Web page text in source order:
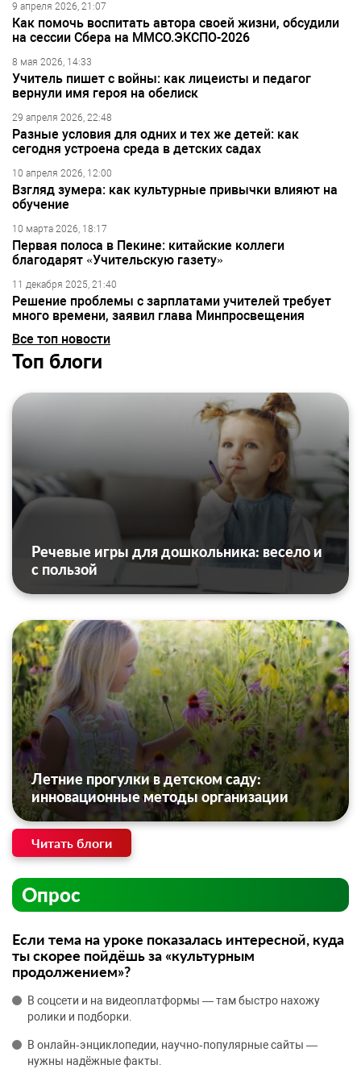
9 апреля 2026, 21:07
Как помочь воспитать автора своей жизни, обсудили
на сессии Сбера на ММСО.ЭКСПО-2026
8 мая 2026, 14:33
Учитель пишет с войны: как лицеисты и педагог
вернули имя героя на обелиск
29 апреля 2026, 22:48
Разные условия для одних и тех же детей: как
сегодня устроена среда в детских садах
10 апреля 2026, 12:00
Взгляд зумера: как культурные привычки влияют на
обучение
10 марта 2026, 18:17
Первая полоса в Пекине: китайские коллеги
благодарят «Учительскую газету»
11 декабря 2025, 21:40
Решение проблемы с зарплатами учителей требует
много времени, заявил глава Минпросвещения
Все топ новости
Топ блоги
Речевые игры для дошкольника: весело и
с пользой
Летние прогулки в детском саду:
инновационные методы организации
Читать блоги
Опрос
Если тема на уроке показалась интересной, куда
ты скорее пойдёшь за «культурным
продолжением»?
В соцсети и на видеоплатформы — там быстро нахожу
ролики и подборки.
В онлайн‑энциклопедии, научно‑популярные сайты —
нужны надёжные факты.